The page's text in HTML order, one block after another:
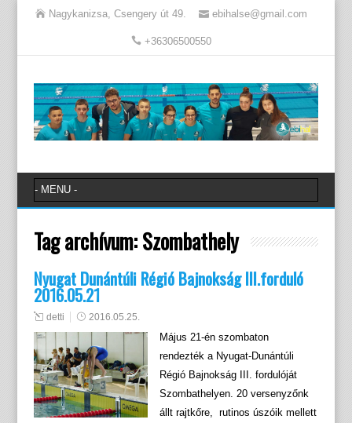
Nagykanizsa, Csengery út 49. ebihalse@gmail.com
+36306500550
Tag archívum:Szombathely
Nyugat Dunántúli Régió Bajnokság III.forduló
2016.05.21
detti 2016.05.25.
Május 21-én szombaton
rendezték a Nyugat-Dunántúli
Régió Bajnokság III. fordulóját
Szombathelyen. 20 versenyzőnk
állt rajtkőre, rutinos úszóik mellett